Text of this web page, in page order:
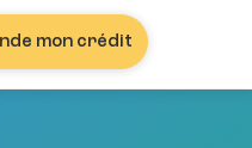
mon crédit